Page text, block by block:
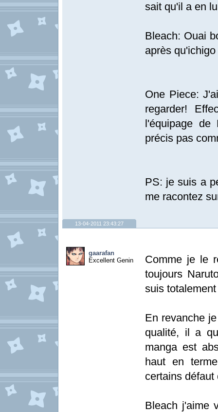
sait qu'il a en
Bleach: Ouai
après
One Piece:
regarder!
l'équipage
précis pas
PS: je suis a
me racontez
13-04-2011 23:43:27
gaarafan
Excellent Genin
Comme je le
toujours
suis
En revanche
qualité, il a
manga est
haut en
certains défaut
Bleach j'aime